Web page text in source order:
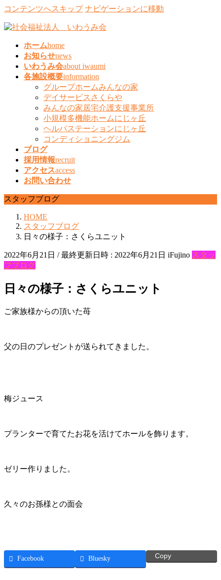
コンテンツへスキップ ナビゲーションに移動
ホームhome
お知らせnews
いわうみ会about iwaumi
各施設概要information
グループホームみんなの家
デイサービスさくらや
みんなの家居宅介護支援事業所
小規模多機能ホームにじヶ丘
ヘルパステーションにじヶ丘
コンディショニングジム
ブログ
採用情報recruit
アクセスaccess
お問い合わせ
スタッフブログ
HOME
スタッフブログ
日々の様子：さくらユニット
2022年6月21日 / 最終更新日時 : 2022年6月21日 iFujino スタッ
フブログ
日々の様子：さくらユニット
ご家族様からの頂いた苺
父の日のプレゼントが送られてきました。
梅ジュース
プランターで育てたお花を活けてホールを飾ります。
ゼリー作りました。
久々のお孫様との面会
Facebook Bluesky Copy